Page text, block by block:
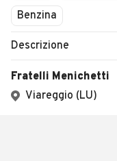
Benzina
Descrizione
Fratelli Menichetti
Viareggio (LU)